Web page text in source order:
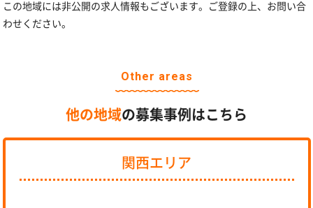
この地域には非公開の求人情報もございます。ご登録の上、お問い合
わせください。
Other areas
他の地域の募集事例はこちら
関西エリア